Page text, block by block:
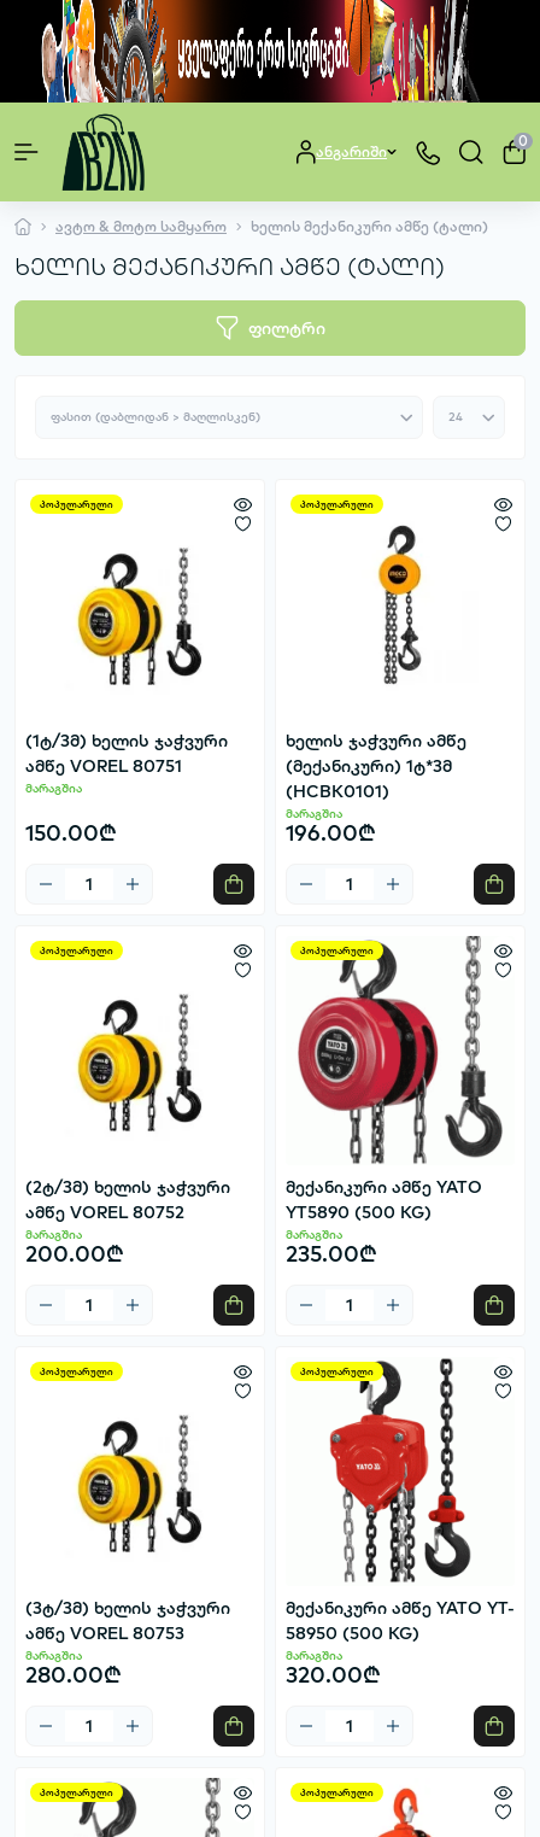
ანგარიში
0
ავტო & მოტო სამყარო ხელის მექანიკური ამწე (ტალი)
ხელის მექანიკური ამწე (ტალი)
ფილტრი
პოპულარული
(1ტ/3მ) ხელის ჯაჭვური
ამწე VOREL 80751
მარაგშია
150.00₾
პოპულარული
ხელის ჯაჭვური ამწე
(მექანიკური) 1ტ*3მ
(HCBK0101)
მარაგშია
196.00₾
პოპულარული
(2ტ/3მ) ხელის ჯაჭვური
ამწე VOREL 80752
მარაგშია
200.00₾
პოპულარული
მექანიკური ამწე YATO
YT5890 (500 KG)
მარაგშია
235.00₾
პოპულარული
(3ტ/3მ) ხელის ჯაჭვური
ამწე VOREL 80753
მარაგშია
280.00₾
პოპულარული
მექანიკური ამწე YATO YT-
58950 (500 KG)
მარაგშია
320.00₾
პოპულარული პოპულარული